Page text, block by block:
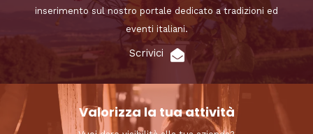
inserimento sul nostro portale dedicato a tradizioni ed
eventi italiani.
Scrivici
Valorizza la tua attività